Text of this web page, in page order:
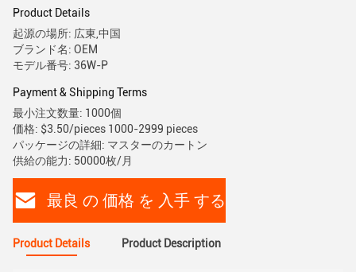
Product Details
起源の場所: 広東,中国
ブランド名: OEM
モデル番号: 36W-P
Payment & Shipping Terms
最小注文数量: 1000個
価格: $3.50/pieces 1000-2999 pieces
パッケージの詳細: マスターのカートン
供給の能力: 50000枚/月
最良 の 価格 を 入手 する
Product Details Product Description